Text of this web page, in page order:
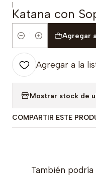
|
Katana con
Cantidad
Agregar
Agregar a la
Mostrar stock de
COMPARTIR ESTE
También